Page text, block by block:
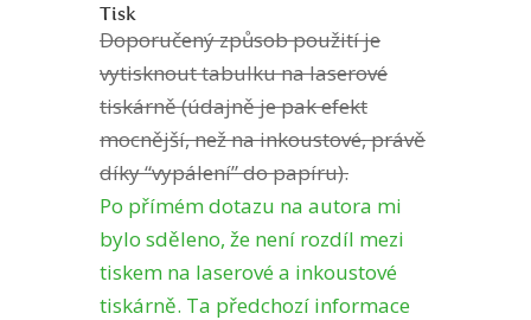
Tisk
Doporučený způsob použití je
vytisknout tabulku na laserové
tiskárně (údajně je pak efekt
mocnější, než na inkoustové, právě
díky “vypálení” do papíru).
Po přímém dotazu na autora mi
bylo sděleno, že není rozdíl mezi
tiskem na laserové a inkoustové
tiskárně. Ta předchozí informace